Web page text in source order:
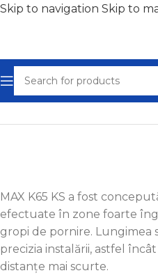
Skip to navigation Skip to
Home/Rachete de
MAX K65 KS a fost
efectuate în zone foarte
gropi de pornire. Lungimea
precizia instalării, astfel
distanțe mai scurte.